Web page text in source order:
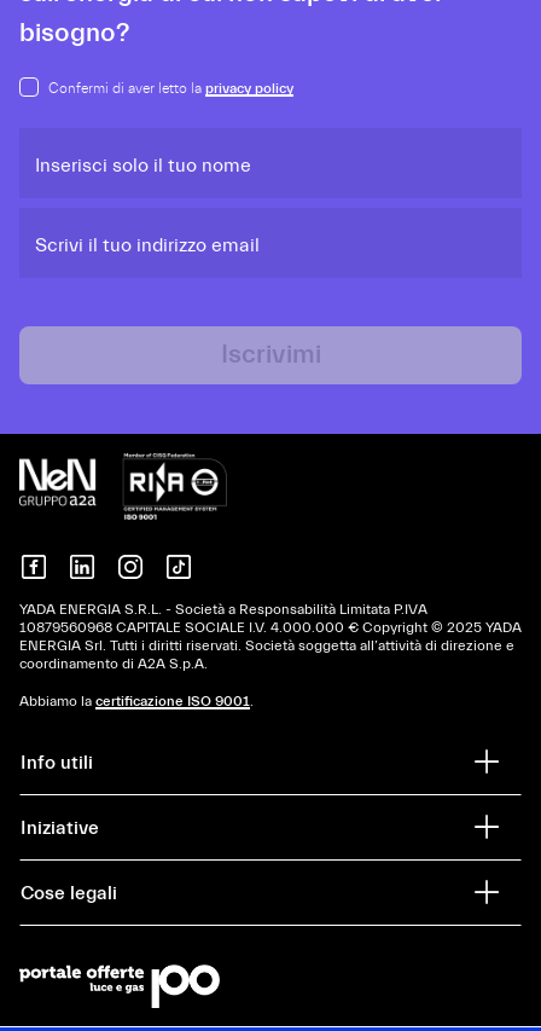
bisogno?
Confermi di aver letto la privacy policy
Inserisci solo il tuo nome
Scrivi il tuo indirizzo email
Iscrivimi
YADA ENERGIA S.R.L. - Società a Responsabilità Limitata P.IVA
10879560968 CAPITALE SOCIALE I.V. 4.000.000 € Copyright © 2025 YADA
ENERGIA Srl. Tutti i diritti riservati. Società soggetta all’attività di direzione e
coordinamento di A2A S.p.A.
Abbiamo la certificazione ISO 9001.
Info utili
Iniziative
Cose legali